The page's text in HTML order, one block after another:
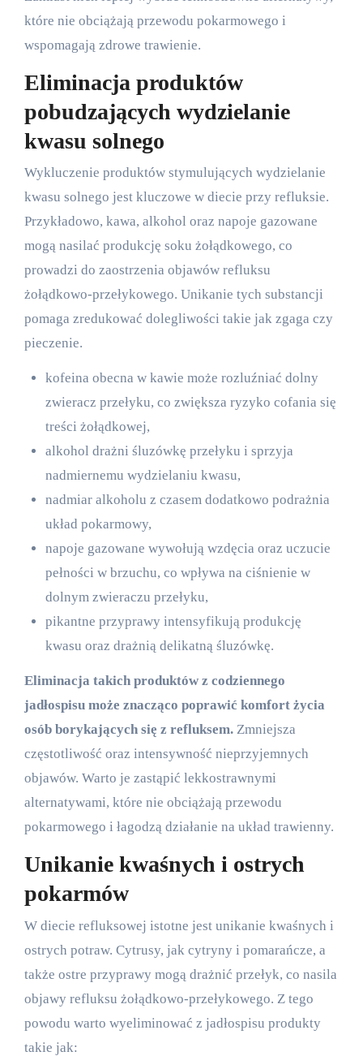
które nie obciążają przewodu pokarmowego i
wspomagają zdrowe trawienie.
Eliminacja produktów
pobudzających wydzielanie
kwasu solnego
Wykluczenie produktów stymulujących wydzielanie
kwasu solnego jest kluczowe w diecie przy refluksie.
Przykładowo, kawa, alkohol oraz napoje gazowane
mogą nasilać produkcję soku żołądkowego, co
prowadzi do zaostrzenia objawów refluksu
żołądkowo-przełykowego. Unikanie tych substancji
pomaga zredukować dolegliwości takie jak zgaga czy
pieczenie.
kofeina obecna w kawie może rozluźniać dolny
zwieracz przełyku, co zwiększa ryzyko cofania się
treści żołądkowej,
alkohol drażni śluzówkę przełyku i sprzyja
nadmiernemu wydzielaniu kwasu,
nadmiar alkoholu z czasem dodatkowo podrażnia
układ pokarmowy,
napoje gazowane wywołują wzdęcia oraz uczucie
pełności w brzuchu, co wpływa na ciśnienie w
dolnym zwieraczu przełyku,
pikantne przyprawy intensyfikują produkcję
kwasu oraz drażnią delikatną śluzówkę.
Eliminacja takich produktów z codziennego
jadłospisu może znacząco poprawić komfort życia
osób borykających się z refluksem.Zmniejsza
częstotliwość oraz intensywność nieprzyjemnych
objawów. Warto je zastąpić lekkostrawnymi
alternatywami, które nie obciążają przewodu
pokarmowego i łagodzą działanie na układ trawienny.
Unikanie kwaśnych i ostrych
pokarmów
W diecie refluksowej istotne jest unikanie kwaśnych i
ostrych potraw. Cytrusy, jak cytryny i pomarańcze, a
także ostre przyprawy mogą drażnić przełyk, co nasila
objawy refluksu żołądkowo-przełykowego. Z tego
powodu warto wyeliminować z jadłospisu produkty
takie jak: